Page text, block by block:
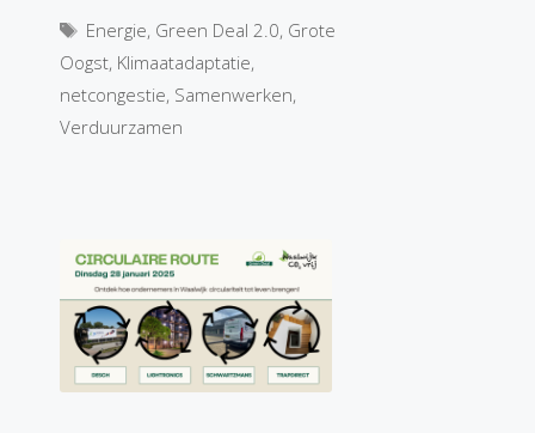
Tags
Energie, Green Deal 2.0, Grote
Oogst, Klimaatadaptatie,
netcongestie, Samenwerken,
Verduurzamen